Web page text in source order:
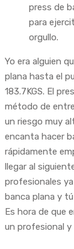
press de
para
orgullo.
Yo era alguien
plana hasta el
183.7KGS. El
método de
un riesgo muy
encanta hacer
rápidamente
llegar al
profesionales
banca plana y
Es hora de que
un profesional y